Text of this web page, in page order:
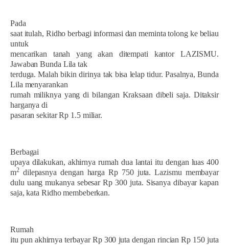
Pada
saat itulah, Ridho berbagi informasi dan meminta tolong ke beliau
untuk
mencarikan tanah yang akan ditempati kantor LAZISMU.
Jawaban Bunda Lila tak
terduga. Malah bikin dirinya tak bisa lelap tidur. Pasalnya, Bunda
Lila menyarankan
rumah miliknya yang di bilangan Kraksaan dibeli saja. Ditaksir
harganya di
pasaran sekitar Rp 1.5 miliar.
Berbagai
upaya dilakukan, akhirnya rumah dua lantai itu dengan luas 400
m2dilepasnya dengan harga Rp 750 juta. Lazismu membayar
dulu uang mukanya sebesar Rp 300 juta. Sisanya dibayar kapan
saja, kata Ridho membeberkan.
Rumah
itu pun akhirnya terbayar Rp 300 juta dengan rincian Rp 150 juta